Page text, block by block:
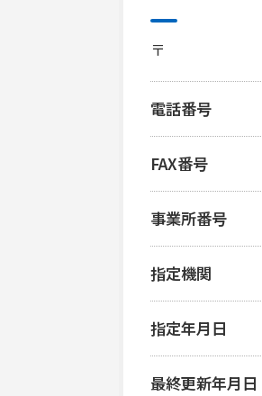
〒
電話番号
FAX番号
事業所番号
指定機関
指定年月日
最終更新年月日